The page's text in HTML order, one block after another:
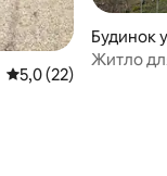
Середня оцінка: 5,0 з
5,0 (22)
Будинок
Житло